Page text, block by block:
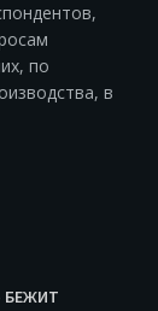
по
в
БЕЖИТ